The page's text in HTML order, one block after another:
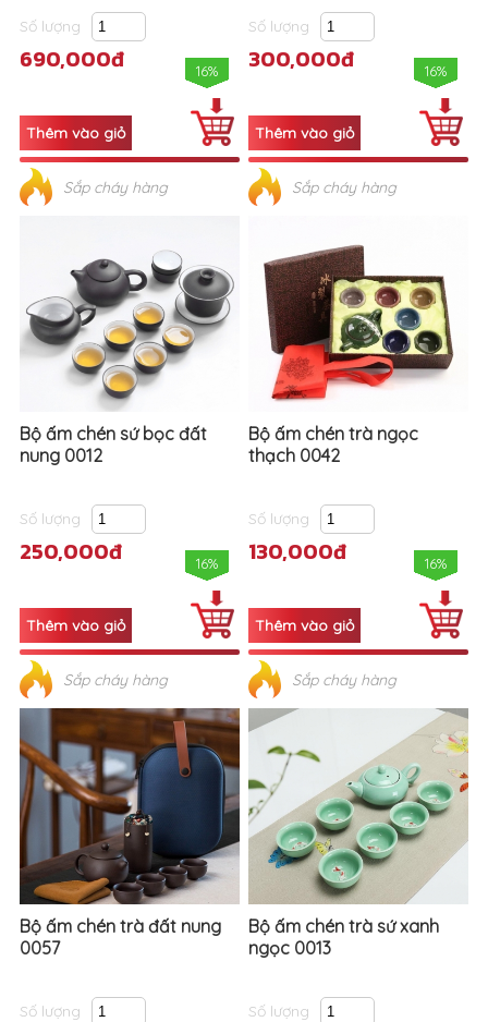
Số lượng
690,000đ 16%
Sắp cháy hàng
Số lượng
300,000đ 16%
Sắp cháy hàng
Bộ ấm chén sứ bọc đất
nung 0012
Số lượng
250,000đ 16%
Sắp cháy hàng
Bộ ấm chén trà ngọc
thạch 0042
Số lượng
130,000đ 16%
Sắp cháy hàng
Bộ ấm chén trà đất nung
0057
Số lượng
Bộ ấm chén trà sứ xanh
ngọc 0013
Số lượng